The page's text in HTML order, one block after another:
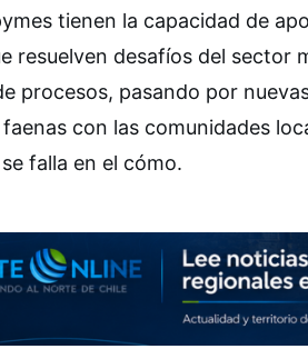
tienen la capacidad de
resuelven desafíos del sector
procesos, pasando por
con las comunidades
falla en el cómo.